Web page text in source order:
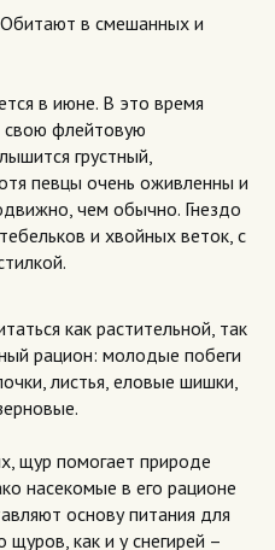
в смешанных и
в июне. В это время
свою флейтовую
грустный,
певцы очень оживленны и
чем обычно. Гнездо
и хвойных веток, с
как растительной, так
рацион: молодые побеги
листья, еловые шишки,
щур помогает природе
насекомые в его рационе
основу питания для
как и у снегирей –